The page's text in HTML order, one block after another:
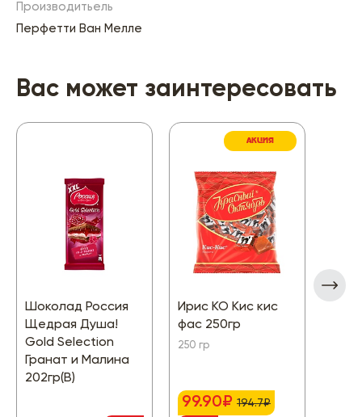
Производитьель
Перфетти Ван Мелле
Вас может заинтересовать
Шоколад Россия
Щедрая Душа!
Gold Selection
Гранат и Малина
202гр(В)
Ирис КО Кис кис
фас 250гр
250 гр
99.90₽ 194.7₽
АКЦИЯ